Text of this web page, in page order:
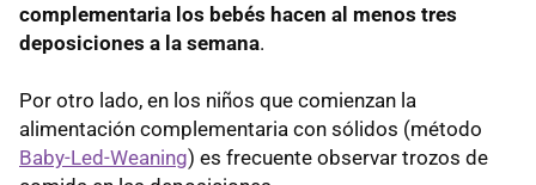
complementaria los bebés hacen al menos tres
deposiciones a la semana.
Por otro lado, en los niños que comienzan la
alimentación complementaria con sólidos (método
Baby-Led-Weaning) es frecuente observar trozos de